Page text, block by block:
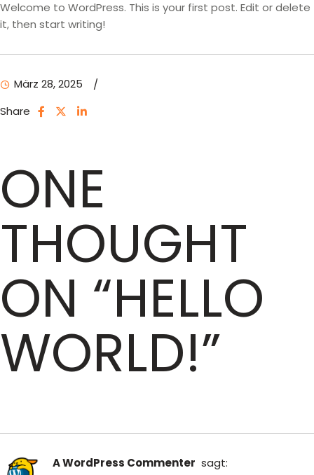
Welcome to WordPress. This is your first post. Edit or delete
it, then start writing!
März 28, 2025
Share
ONE
THOUGHT
ON “HELLO
WORLD!”
A WordPress Commenter sagt: